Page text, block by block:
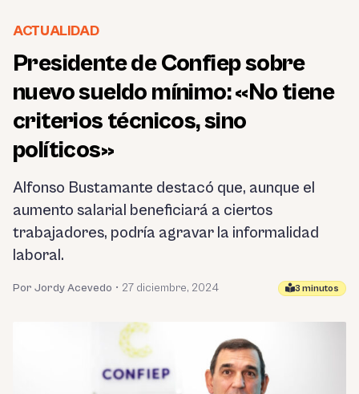
ACTUALIDAD
Presidente de Confiep sobre
nuevo sueldo mínimo: «No tiene
criterios técnicos, sino
políticos»
Alfonso Bustamante destacó que, aunque el
aumento salarial beneficiará a ciertos
trabajadores, podría agravar la informalidad
laboral.
Por Jordy Acevedo • 27 diciembre, 2024 3 minutos